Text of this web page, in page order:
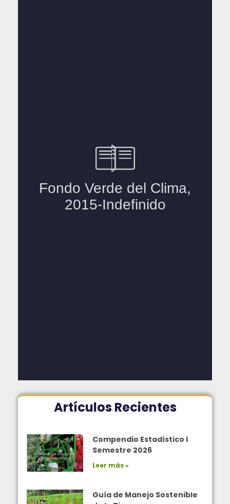
Artículos Recientes
Compendio Estadístico I
Semestre 2026
Leer más »
Guía de Manejo Sostenible